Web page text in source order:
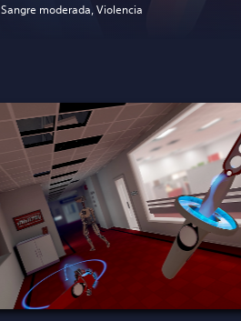
Sangre moderada, Violencia